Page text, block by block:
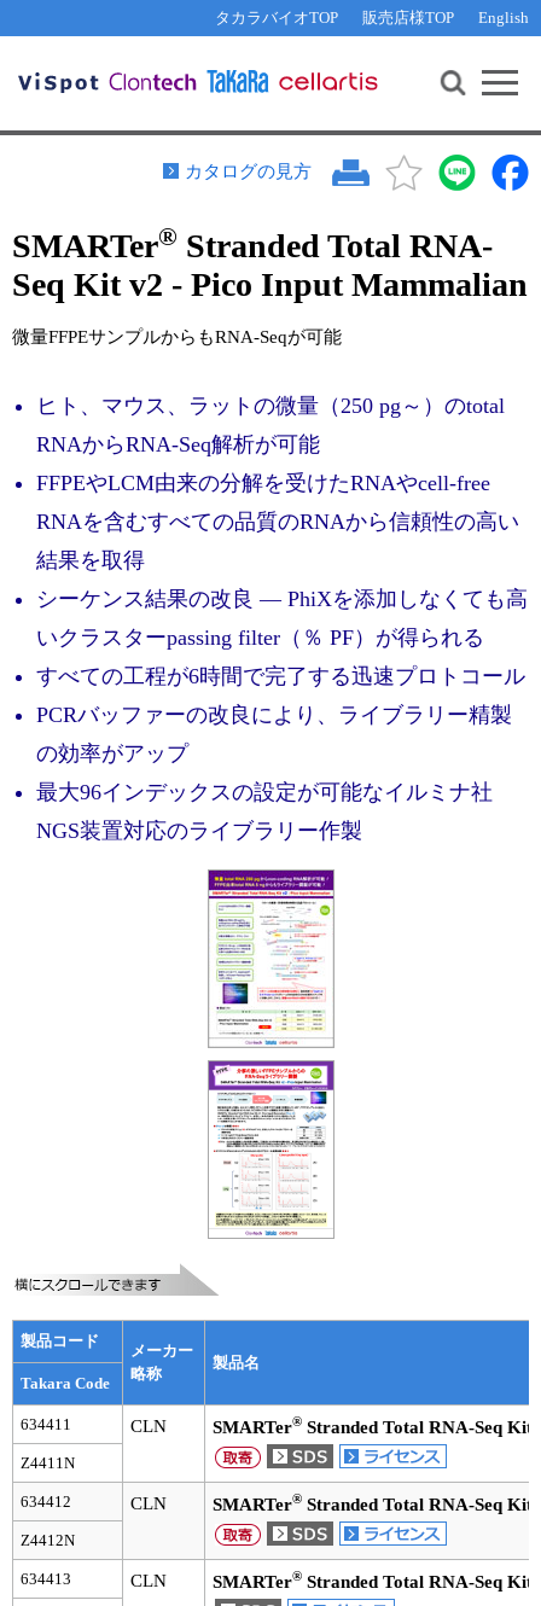
タカラバイオTOP 販売店様TOP English
機能解析・サイレンシング
PCR・等温増幅
リアルタイムPCR（qPCR）
装置・ソフトウェア
サンプル請求
テクニカルサポートライン
その他 ライセンスに関するご相談
遺伝子組換え生物該当製品
研究支援ツール
Cut-Site Navigator 制限酵素切断サイトの検索
In-Fusion Cloning プライマー設計
抗体検索サイト
リアルタイムPCR（インターカレーター法）
機器ソフトウェア・ベクター配列ダウンロード
ラーニングセンター
リアルタイムPCR実験ガイド
遺伝子検査ガイド（食品・水質・家畜他）
幹細胞・再生医療研究ガイド
クローニング実験ガイド
エピジェネティクス実験ガイド
アプリケーションノート
お問い合わせ WEB会員登録
カタログの見方
SMARTer® Stranded Total RNA-
Seq Kit v2 - Pico Input Mammalian
微量FFPEサンプルからもRNA-Seqが可能
ヒト、マウス、ラットの微量（250 pg～）のtotal
RNAからRNA-Seq解析が可能
FFPEやLCM由来の分解を受けたRNAやcell-free
RNAを含むすべての品質のRNAから信頼性の高い
結果を取得
シーケンス結果の改良 ― PhiXを添加しなくても高
いクラスターpassing filter（％ PF）が得られる
すべての工程が6時間で完了する迅速プロトコール
PCRバッファーの改良により、ライブラリー精製
の効率がアップ
最大96インデックスの設定が可能なイルミナ社
NGS装置対応のライブラリー作製
製品コード
メーカー
略称
製品名
Takara Code
634411 CLN SMARTer® Stranded Total RNA-Seq
Z4411N
634412 CLN SMARTer® Stranded Total RNA-Seq
Z4412N
634413 CLN SMARTer® Stranded Total RNA-Seq